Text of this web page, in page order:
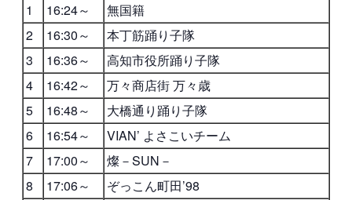
1 16:24～
無国籍
2
16:30～
本丁筋踊り子隊
3
16:36～
高知市役所踊り子隊
4
16:42～
万々商店街 万々歳
5
16:48～
大橋通り踊り子隊
6
16:54～
VIAN’ よさこいチーム
7
17:00～
燦－SUN－
8
17:06～
ぞっこん町田’98